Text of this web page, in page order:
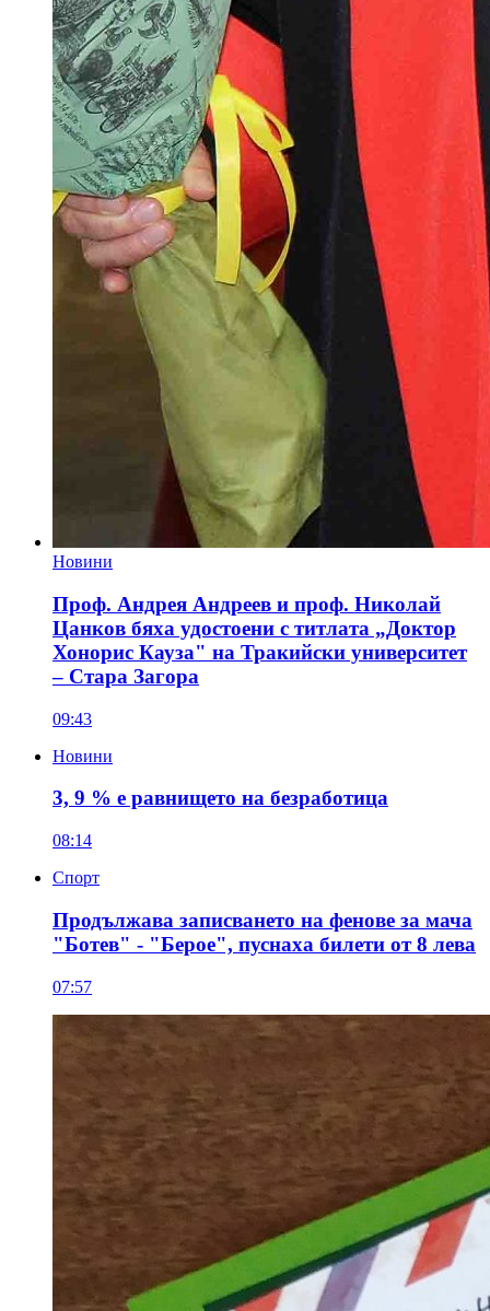
Новини
Проф. Андрея Андреев и проф. Николай
Цанков бяха удостоени с титлата „Доктор
Хонорис Кауза" на Тракийски университет
– Стара Загора
09:43
Новини
3, 9 % е равнището на безработица
08:14
Спорт
Продължава записването на фенове за мача
"Ботев" - "Берое", пуснаха билети от 8 лева
07:57